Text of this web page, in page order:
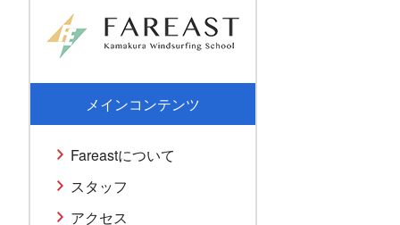
メインコンテンツ
Fareastについて
スタッフ
アクセス